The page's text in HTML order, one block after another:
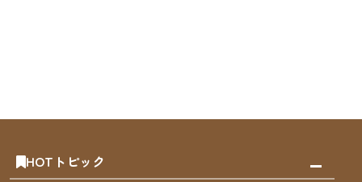
HOTトピック